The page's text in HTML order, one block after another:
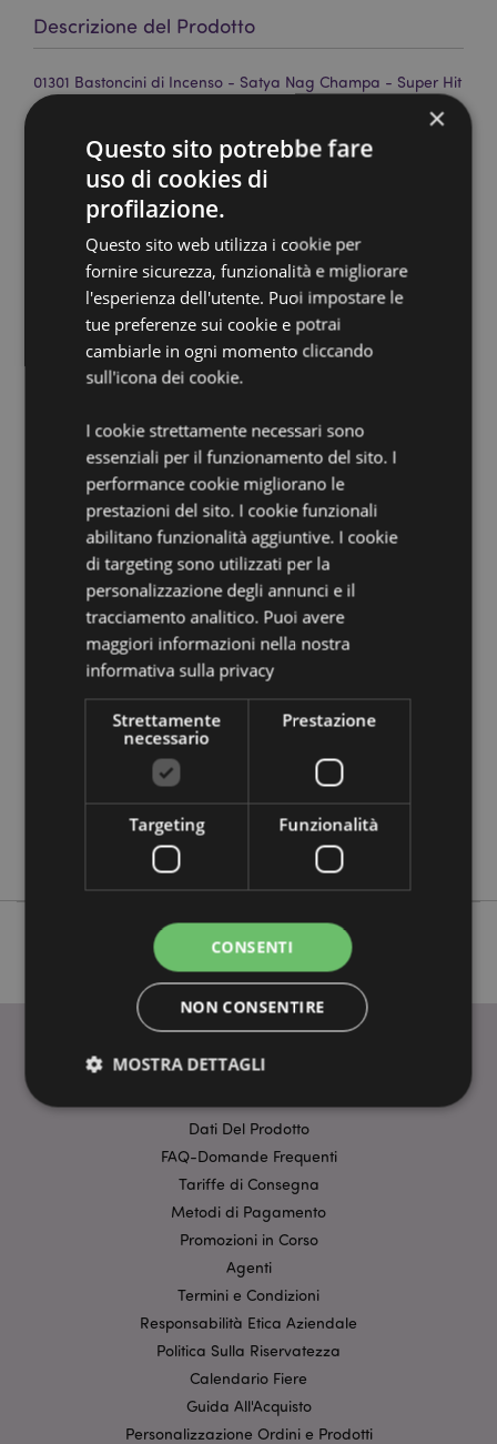
Descrizione del Prodotto
01301 Bastoncini di Incenso - Satya Nag Champa - Super Hit
Materiale:Realizzati a mano con incensi, resina e
piante di qualità.
Numero di Bastoncini Approssimativo per Confezione:
14 (7 per ogni fragranza)
Durata Approssimativa:
Informazioni Aggiuntive:
Vuoi informazioni su come inoltrare un ordine
utilizzando il sito internet di Puckator?
guida all'acquisto.
Dettagli del Prodotto
Informazioni
Aggiuntive
Confezione: Altezza 24cm Larghezza 4cm
Profondità 2cm Lunghezza Bastoncini 21cm
8904234405087
360
0.045000
Dati Del Prodotto
FAQ-Domande Frequenti
Tariffe di Consegna
Metodi di Pagamento
Promozioni in Corso
Agenti
Termini e Condizioni
Responsabilità Etica Aziendale
Politica Sulla Riservatezza
Calendario Fiere
Guida All'Acquisto
Personalizzazione Ordini e Prodotti
×
Questo sito potrebbe fare
uso di cookies di
profilazione.
Questo sito web utilizza i cookie per
fornire sicurezza, funzionalità e migliorare
l'esperienza dell'utente. Puoi impostare le
tue preferenze sui cookie e potrai
cambiarle in ogni momento cliccando
sull'icona dei cookie.
I cookie strettamente necessari sono
essenziali per il funzionamento del sito. I
performance cookie migliorano le
prestazioni del sito. I cookie funzionali
abilitano funzionalità aggiuntive. I cookie
di targeting sono utilizzati per la
personalizzazione degli annunci e il
tracciamento analitico. Puoi avere
maggiori informazioni nella nostra
informativa sulla privacy
Strettamente
necessario
Prestazione
Targeting Funzionalità
CONSENTI
NON CONSENTIRE
MOSTRA DETTAGLI
Strettamente necessario
Prestazione
Targeting
Funzionalità
I cookie strettamente necessari consentono le
funzionalità di base del sito web come accesso alla
propria area riservata e gestione dell'account. Il sito
internet non può essere utilizzato correttamente
senza i cookie strettamente necessari.
Provider
CookieScriptConsent